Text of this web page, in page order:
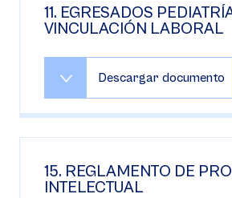
11. EGRESADOS
VINCULACIÓN LABORAL
Descargar documento
15. REGLAMENTO DE
INTELECTUAL